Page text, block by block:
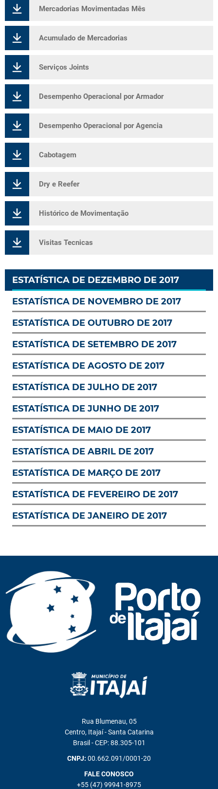
ESTATÍSTICA DE DEZEMBRO DE 2017
ESTATÍSTICA DE NOVEMBRO DE 2017
ESTATÍSTICA DE OUTUBRO DE 2017
ESTATÍSTICA DE SETEMBRO DE 2017
ESTATÍSTICA DE AGOSTO DE 2017
ESTATÍSTICA DE JULHO DE 2017
ESTATÍSTICA DE JUNHO DE 2017
ESTATÍSTICA DE MAIO DE 2017
ESTATÍSTICA DE ABRIL DE 2017
ESTATÍSTICA DE MARÇO DE 2017
ESTATÍSTICA DE FEVEREIRO DE 2017
ESTATÍSTICA DE JANEIRO DE 2017
Mercadorias Movimentadas Mês
Acumulado de Mercadorias
Serviços Joints
Desempenho Operacional por Armador
Desempenho Operacional por Agencia
Cabotagem
Dry e Reefer
Histórico de Movimentação
Visitas Tecnicas
Rua Blumenau, 05
Centro, Itajaí - Santa Catarina
Brasil - CEP: 88.305-101
CNPJ: 00.662.091/0001-20
FALE CONOSCO
+55 (47) 99941-8975